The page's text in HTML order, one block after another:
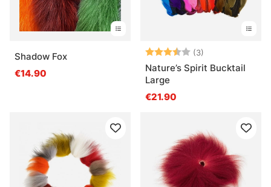
Shadow Fox
€14.90
Note: (3)
Nature’s Spirit Bucktail
Large
€21.90